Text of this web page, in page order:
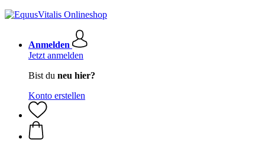
Anmelden
Jetzt anmelden
Bist du neu hier?
Konto erstellen